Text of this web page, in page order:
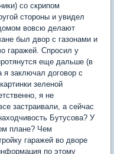
со скрипом
стороны и увидел
вовсю делают
был двор с газонами и
гаражей. Спросил у
еще дальше (в
я заключал договор с
зеленой
я не
застраивали, а сейчас
Бутусова? У
плане? Чем
гаражей во дворе
по этому